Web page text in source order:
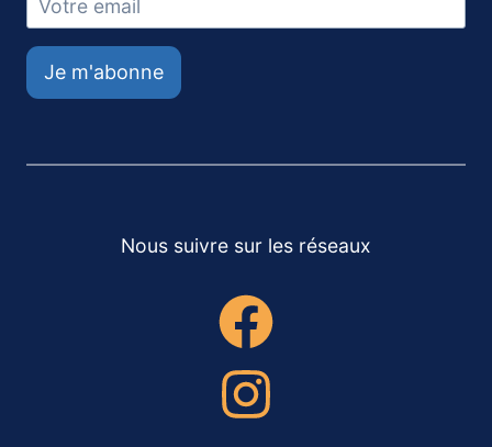
Je m'abonne
Nous suivre sur les réseaux